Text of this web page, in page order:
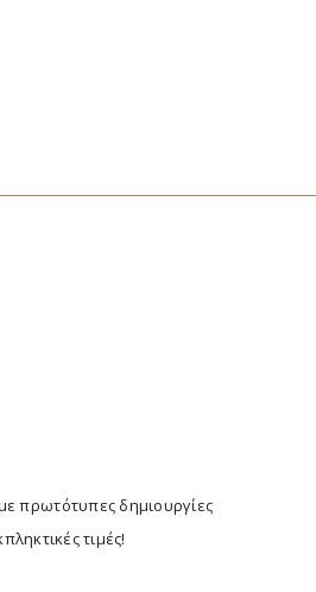
πρωτότυπες δημιουργίες
τιμές!